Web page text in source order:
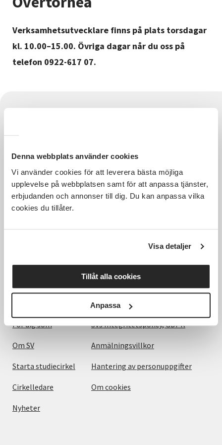
Denna webbplats använder cookies
Vi använder cookies för att leverera bästa möjliga
upplevelse på webbplatsen samt för att anpassa tjänster,
erbjudanden och annonser till dig. Du kan anpassa vilka
cookies du tillåter.
Visa detaljer
Tillåt alla cookies
Anpassa
Nyheter
Avdelningar
Verksamhetsutvecklare finns på plats torsdagar
kl. 10.00–15.00. Övriga dagar når du oss på
telefon 0922-617 07.
Hela Sveriges studieförbund - Vi är en central
samhällsaktör som bidrar till demokrati och
människor, miljö och samhällen.
För dig som
Om SV
Starta studiecirkel
Cirkelledare
Nyheter
Om webbplatsen
Villkor och information
SVs Integritetspolicy, GDPR
Anmälningsvillkor
Hantering av personuppgifter
Om cookies